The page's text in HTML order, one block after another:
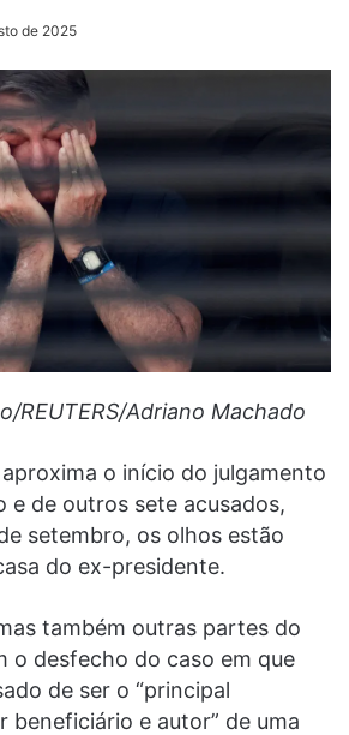
de 2025
REUTERS/Adriano Machado
o início do julgamento
e de outros sete acusados,
setembro, os olhos estão
do ex-presidente.
também outras partes do
o desfecho do caso em que
de ser o “principal
beneficiário e autor” de uma